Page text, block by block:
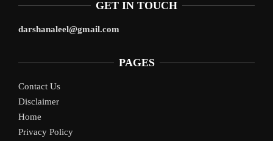
GET IN TOUCH
darshanaleel@gmail.com
PAGES
Contact Us
Disclaimer
Home
Privacy Policy